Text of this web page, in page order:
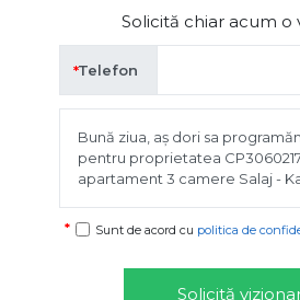
Solicită chiar acum o
Telefon
Sunt de acord cu politica de
Solicită